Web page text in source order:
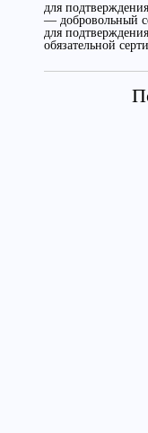
для
— добровольный
для
обязательной